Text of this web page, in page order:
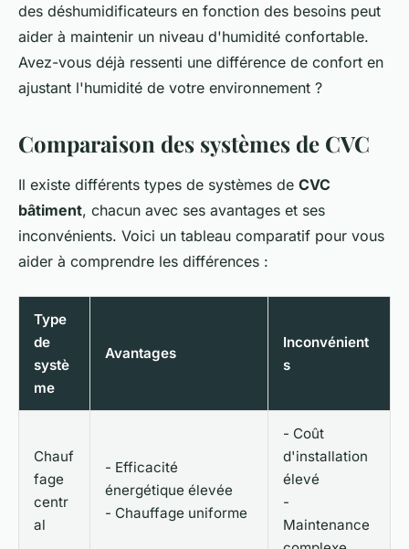
des déshumidificateurs en fonction des besoins peut
aider à maintenir un niveau d'humidité confortable.
Avez-vous déjà ressenti une différence de confort en
ajustant l'humidité de votre environnement ?
Comparaison des systèmes de CVC
Il existe différents types de systèmes de CVC
bâtiment, chacun avec ses avantages et ses
inconvénients. Voici un tableau comparatif pour vous
aider à comprendre les différences :
Type
de
systè
me
Avantages
Inconvénient
s
Chauf
fage
centr
al
- Efficacité
énergétique élevée
- Chauffage uniforme
- Coût
d'installation
élevé
-
Maintenance